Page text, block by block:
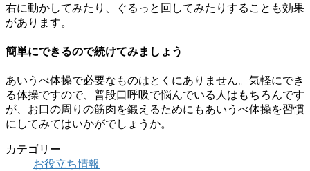
右に動かしてみたり、ぐるっと回してみたりすることも効果
があります。
簡単にできるので続けてみましょう
あいうべ体操で必要なものはとくにありません。気軽にでき
る体操ですので、普段口呼吸で悩んでいる人はもちろんです
が、お口の周りの筋肉を鍛えるためにもあいうべ体操を習慣
にしてみてはいかがでしょうか。
カテゴリー
お役立ち情報